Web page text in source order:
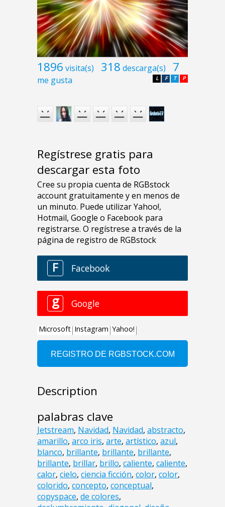
1896 visita(s) 318 descarga(s) 7
me gusta P
T
F
L
Regístrese gratis para
descargar esta foto
Description
palabras clave
Jetstream, Navidad, Navidad, abstracto,
amarillo, arco iris, arte, artístico, azul,
blanco, brillante, brillante, brillante,
brillante, brillar, brillo, caliente, caliente,
calor, cielo, ciencia ficción, color, color,
colorido, concepto, conceptual,
copyspace, de colores,